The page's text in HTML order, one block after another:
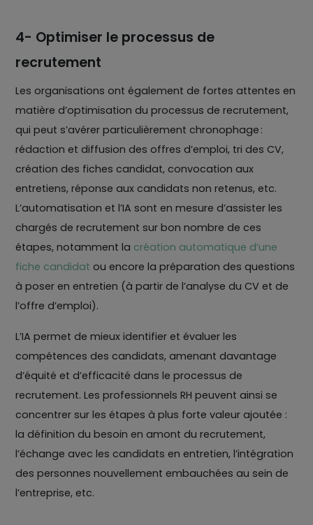
4- Optimiser le processus de
recrutement
Les organisations ont également de fortes attentes en
matière d’optimisation du processus de recrutement,
qui peut s’avérer particulièrement chronophage :
rédaction et diffusion des offres d’emploi, tri des CV,
création des fiches candidat, convocation aux
entretiens, réponse aux candidats non retenus, etc.
L’automatisation et l’IA sont en mesure d’assister les
chargés de recrutement sur bon nombre de ces
étapes, notamment la création automatique d’une
fiche candidat ou encore la préparation des questions
à poser en entretien (à partir de l’analyse du CV et de
l’offre d’emploi).
L’IA permet de mieux identifier et évaluer les
compétences des candidats, amenant davantage
d’équité et d’efficacité dans le processus de
recrutement. Les professionnels RH peuvent ainsi se
concentrer sur les étapes à plus forte valeur ajoutée :
la définition du besoin en amont du recrutement,
l’échange avec les candidats en entretien, l’intégration
des personnes nouvellement embauchées au sein de
l’entreprise, etc.